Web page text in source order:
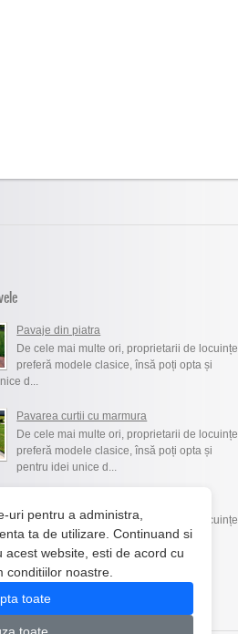
uri pentru a administra,
ta de utilizare. Continuand si
website, esti de acord cu
conditiilor noastre.
toate
Pavaje din piatra
De cele mai multe ori, proprietarii de locuințe
preferă modele clasice, însă poți opta și
d...
Pavarea curtii cu marmura
De cele mai multe ori, proprietarii de locuințe
preferă modele clasice, însă poți opta și
pentru idei unice d...
De cele mai multe ori, proprietarii de locuințe
preferă modele clasice, însă poți opta și
d...